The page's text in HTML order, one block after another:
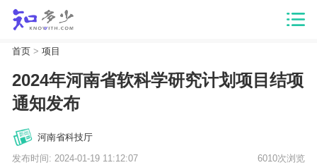
首页> 项目
2024年河南省软科学研究计划项目结项
通知发布
河南省科技厅
发布时间: 2024-01-19 11:12:07 6010次浏览